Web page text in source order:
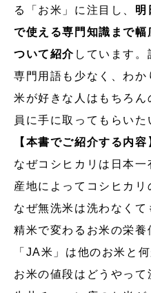
る「お米」に注目し、 明
で使える専門知識まで
ついて紹介 しています
専門用語も少なく、わ
米が好きな人はもちろ
員に手に取ってもらいた
【本書でご紹介する内容
なぜコシヒカリは日本
産地によってコシヒカリ
なぜ無洗米は洗わなくて
精米で変わるお米の栄養
「JA米」は他のお米と
お米の値段はどうやって